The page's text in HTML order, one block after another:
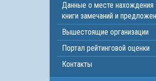
Данные о месте нахождения
книги замечаний и
Вышестоящие организации
Портал рейтинговой оценки
Контакты